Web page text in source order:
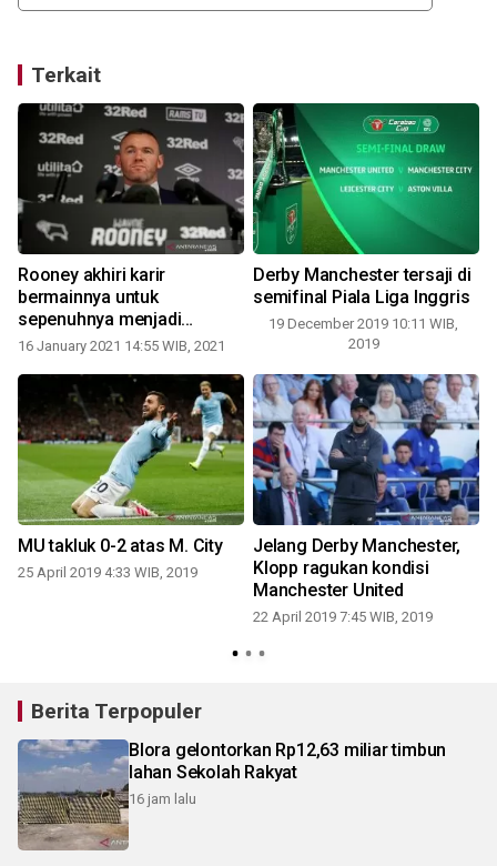
Terkait
Rooney akhiri karir
bermainnya untuk
sepenuhnya menjadi
manajer Derby
16 January 2021 14:55 WIB, 2021
Derby Manchester tersaji di
semifinal Piala Liga Inggris
19 December 2019 10:11 WIB,
2019
MU takluk 0-2 atas M. City
25 April 2019 4:33 WIB, 2019
Jelang Derby Manchester,
Klopp ragukan kondisi
Manchester United
22 April 2019 7:45 WIB, 2019
Berita Terpopuler
Blora gelontorkan Rp12,63 miliar timbun
lahan Sekolah Rakyat
16 jam lalu